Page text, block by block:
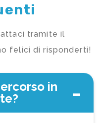
tramite il
felici di risponderti!
in